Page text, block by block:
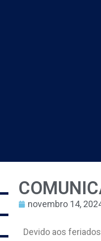
novembro 14,
Devido aos